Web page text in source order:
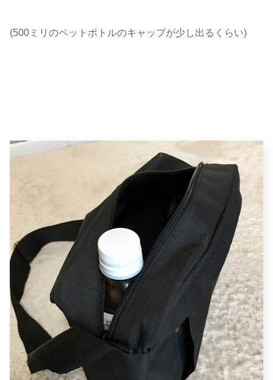
(500ミリのペットボトルのキャップが少し出るくらい)